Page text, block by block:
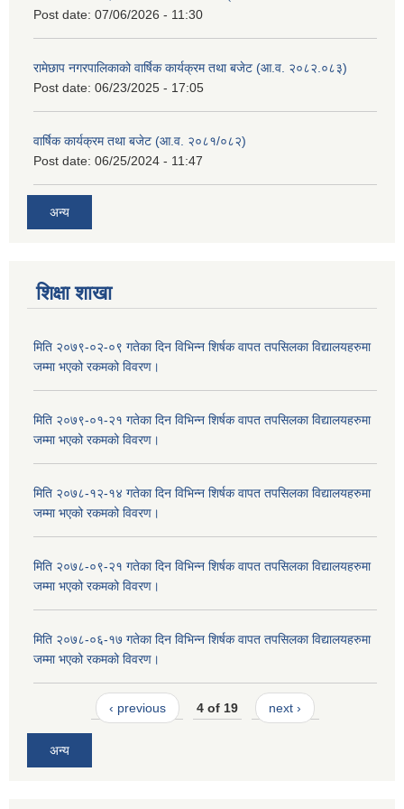
Post date: 07/06/2026 - 11:30
रामेछाप नगरपालिकाको वार्षिक कार्यक्रम तथा बजेट (आ.व. २०८२.०८३)
Post date: 06/23/2025 - 17:05
वार्षिक कार्यक्रम तथा बजेट (आ.व. २०८१/०८२)
Post date: 06/25/2024 - 11:47
अन्य
शिक्षा शाखा
मिति २०७९-०२-०९ गतेका दिन विभिन्न शिर्षक वापत तपसिलका विद्यालयहरुमा
जम्मा भएको रकमको विवरण।
मिति २०७९-०१-२१ गतेका दिन विभिन्न शिर्षक वापत तपसिलका विद्यालयहरुमा
जम्मा भएको रकमको विवरण।
मिति २०७८-१२-१४ गतेका दिन विभिन्न शिर्षक वापत तपसिलका विद्यालयहरुमा
जम्मा भएको रकमको विवरण।
मिति २०७८-०९-२१ गतेका दिन विभिन्न शिर्षक वापत तपसिलका विद्यालयहरुमा
जम्मा भएको रकमको विवरण।
मिति २०७८-०६-१७ गतेका दिन विभिन्न शिर्षक वापत तपसिलका विद्यालयहरुमा
जम्मा भएको रकमको विवरण।
‹ previous 4 of 19 next ›
अन्य